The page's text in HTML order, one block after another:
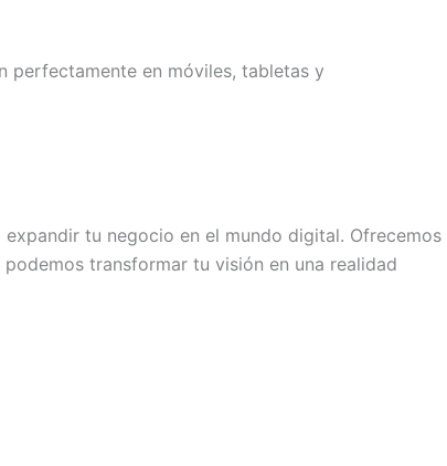
perfectamente en móviles, tabletas y
tu negocio en el mundo digital. Ofrecemos
transformar tu visión en una realidad